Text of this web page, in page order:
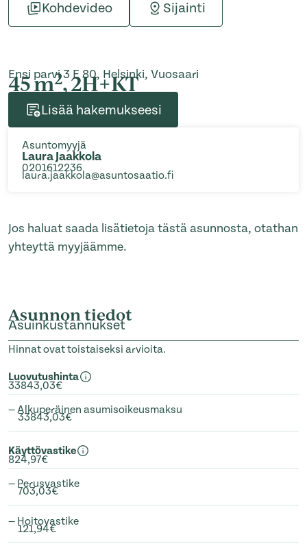
Kohdevideo Sijainti
Ensi parvi 3 E 80, Helsinki, Vuosaari
45 m2, 2H+KT
Lisää hakemukseesi
Asuntomyyjä
Laura Jaakkola
0201612236
laura.jaakkola@asuntosaatio.fi
Jos haluat saada lisätietoja tästä asunnosta, otathan
yhteyttä myyjäämme.
Asunnon tiedot
Asuinkustannukset
Hinnat ovat toistaiseksi arvioita.
Luovutushinta
33843,03€
— Alkuperäinen asumisoikeusmaksu
33843,03€
Käyttövastike
824,97€
— Perusvastike
703,03€
— Hoitovastike
121,94€